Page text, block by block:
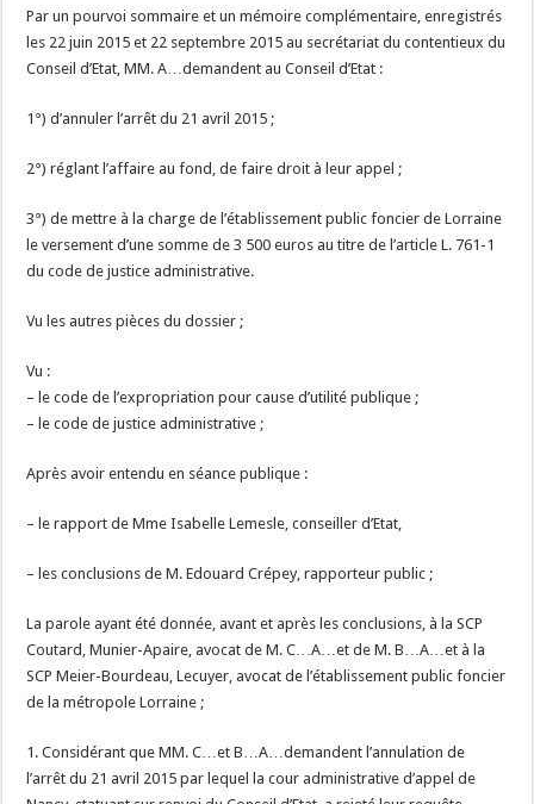
Par un pourvoi sommaire et un mémoire complémentaire, enregistrés
les 22 juin 2015 et 22 septembre 2015 au secrétariat du contentieux du
Conseil d’Etat, MM. A…demandent au Conseil d’Etat :
1°) d’annuler l’arrêt du 21 avril 2015 ;
2°) réglant l’affaire au fond, de faire droit à leur appel ;
3°) de mettre à la charge de l’établissement public foncier de Lorraine
le versement d’une somme de 3 500 euros au titre de l’article L. 761-1
du code de justice administrative.
Vu les autres pièces du dossier ;
Vu :
– le code de l’expropriation pour cause d’utilité publique ;
– le code de justice administrative ;
Après avoir entendu en séance publique :
– le rapport de Mme Isabelle Lemesle, conseiller d’Etat,
– les conclusions de M. Edouard Crépey, rapporteur public ;
La parole ayant été donnée, avant et après les conclusions, à la SCP
Coutard, Munier-Apaire, avocat de M. C…A…et de M. B…A…et à la
SCP Meier-Bourdeau, Lecuyer, avocat de l’établissement public foncier
de la métropole Lorraine ;
1. Considérant que MM. C…et B…A…demandent l’annulation de
l’arrêt du 21 avril 2015 par lequel la cour administrative d’appel de